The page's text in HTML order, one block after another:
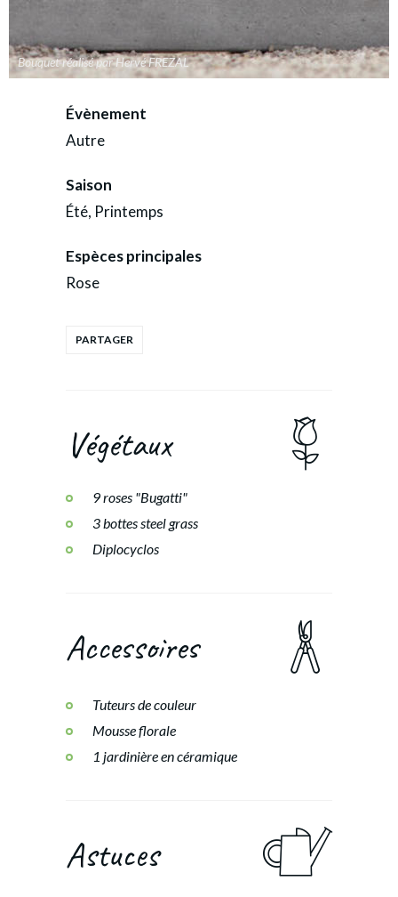
Bouquet réalisé par Hervé FREZAL
Évènement
Autre
Saison
Été, Printemps
Espèces principales
Rose
Végétaux
9 roses "Bugatti"
3 bottes steel grass
Diplocyclos
Accessoires
Tuteurs de couleur
Mousse florale
1 jardinière en céramique
Astuces